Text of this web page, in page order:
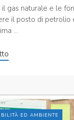
il gas naturale e le
il posto di petrolio
...
ED AMBIENTE